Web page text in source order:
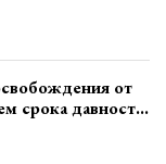
от
срока давности